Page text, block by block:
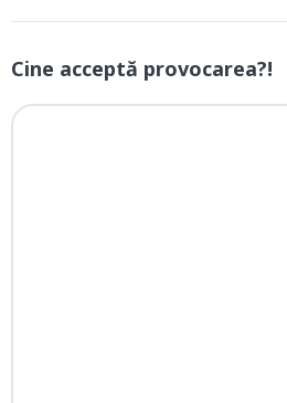
Cine acceptă provocarea?!